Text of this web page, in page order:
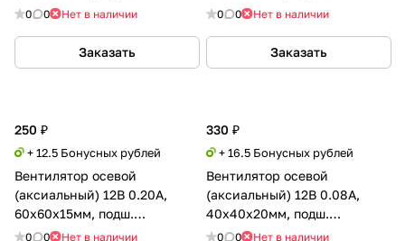
скольжения (Sleeve),
0 0 Нет в наличии
Заказать
скольжения
0 0 Нет в наличии
Заказать
250 ₽
+ 12.5 Бонусных рублей
Вентилятор осевой
(аксиальный) 12В 0.20А,
60х60х15мм, подш.
скольжения, Xinyujie
0 0 Нет в наличии
330 ₽
+ 16.5 Бонусных рублей
Вентилятор осевой
(аксиальный) 12В 0.08А,
40х40х20мм, подш.
скольжения, Xinyujie
0 0 Нет в наличии